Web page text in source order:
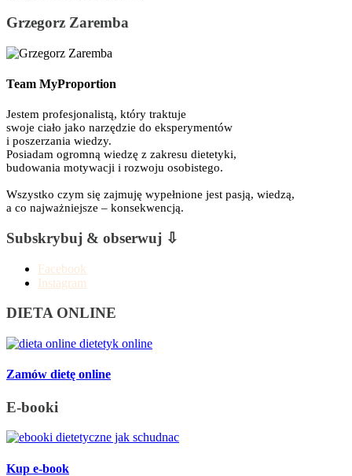
Grzegorz Zaremba
Team MyProportion
Jestem profesjonalistą, który traktuje
swoje ciało jako narzędzie do eksperymentów
i poszerzania wiedzy.
Posiadam ogromną wiedzę z zakresu dietetyki,
budowania motywacji i rozwoju osobistego.
Wszystko czym się zajmuję wypełnione jest pasją, wiedzą,
a co najważniejsze – konsekwencją.
Subskrybuj & obserwuj ⇩
Facebook
Instagram
DIETA ONLINE
Zamów dietę online
E-booki
Kup e-book